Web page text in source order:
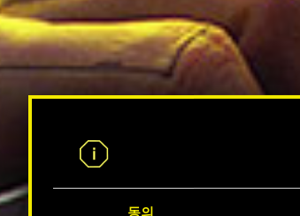
동의